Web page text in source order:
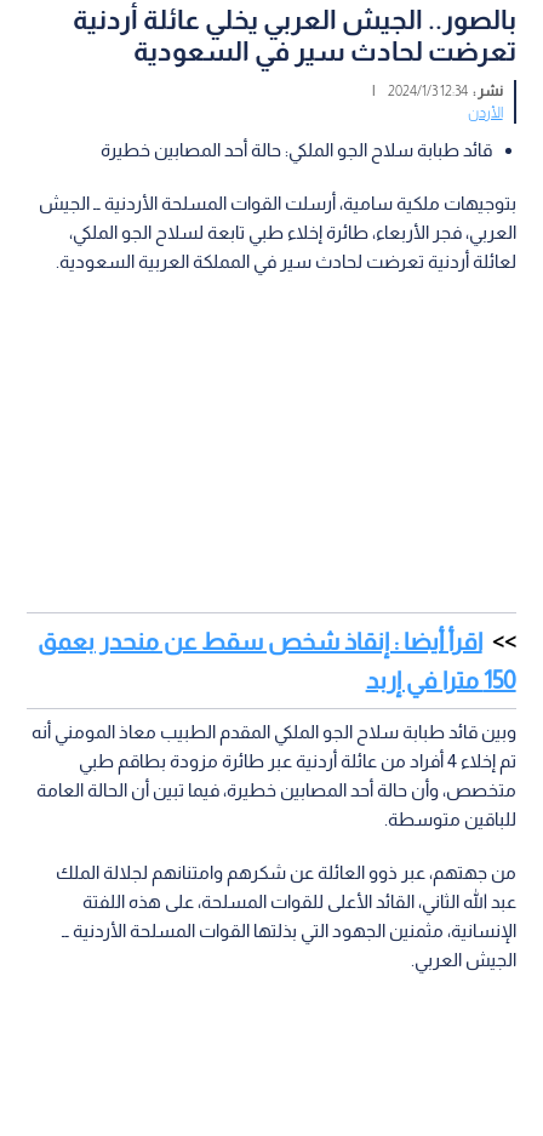
بالصور.. الجيش العربي يخلي عائلة أردنية
تعرضت لحادث سير في السعودية
نشر :12:34 2024/1/3
|
الأردن
قائد طبابة سلاح الجو الملكي: حالة أحد المصابين خطيرة
بتوجيهات ملكية سامية، أرسلت القوات المسلحة الأردنية ــ الجيش
العربي، فجر الأربعاء، طائرة إخلاء طبي تابعة لسلاح الجو الملكي،
لعائلة أردنية تعرضت لحادث سير في المملكة العربية السعودية.
اقرأ أيضا : إنقاذ شخص سقط عن منحدر بعمق
150 مترا في إربد
وبين قائد طبابة سلاح الجو الملكي المقدم الطبيب معاذ المومني أنه
تم إخلاء 4 أفراد من عائلة أردنية عبر طائرة مزودة بطاقم طبي
متخصص، وأن حالة أحد المصابين خطيرة، فيما تبين أن الحالة العامة
للباقين متوسطة.
من جهتهم، عبر ذوو العائلة عن شكرهم وامتنانهم لجلالة الملك
عبد الله الثاني، القائد الأعلى للقوات المسلحة، على هذه اللفتة
الإنسانية، مثمنين الجهود التي بذلتها القوات المسلحة الأردنية ــ
الجيش العربي.